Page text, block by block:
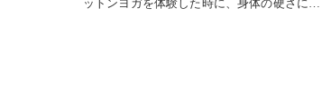
ットンヨガを体験した時に、身体の硬さに驚